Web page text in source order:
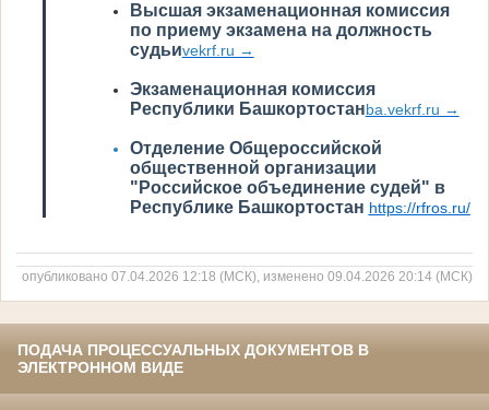
Высшая экзаменационная комиссия
по приему экзамена на должность
судьиvekrf.ru →
Экзаменационная комиссия
Республики Башкортостанba.vekrf.ru →
Отделение Общероссийской
общественной организации
"Российское объединение судей" в
Республике Башкортостан https://rfros.ru/
опубликовано 07.04.2026 12:18 (МСК), изменено 09.04.2026 20:14 (МСК)
ПОДАЧА ПРОЦЕССУАЛЬНЫХ ДОКУМЕНТОВ В
ЭЛЕКТРОННОМ ВИДЕ